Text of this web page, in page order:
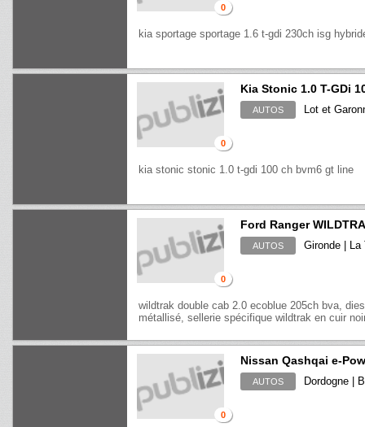
0
kia sportage sportage 1.6 t-gdi 230ch isg
0
Kia Stonic 1.0 T-GDi
AUTOS Lot et
kia stonic stonic 1.0 t-gdi 100 ch bvm6 gt line
0
Ford Ranger
AUTOS Gironde | La
wildtrak double cab 2.0 ecoblue 205ch bva,
métallisé, sellerie spécifique wildtrak en cuir
0
Nissan Qashqai e-
AUTOS Dordogne |